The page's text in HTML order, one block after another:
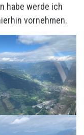
habe werde ich
vornehmen.